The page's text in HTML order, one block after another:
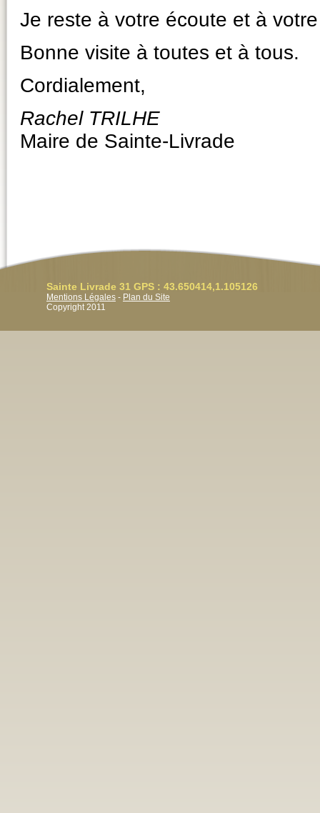
Je reste à votre écoute et à
Bonne visite à toutes et à tous.
Cordialement,
Rachel TRILHE
Maire de Sainte-Livrade
Sainte Livrade 31 GPS : 43.650414,1.105126
Mentions Légales - Plan du Site
Copyright 2011